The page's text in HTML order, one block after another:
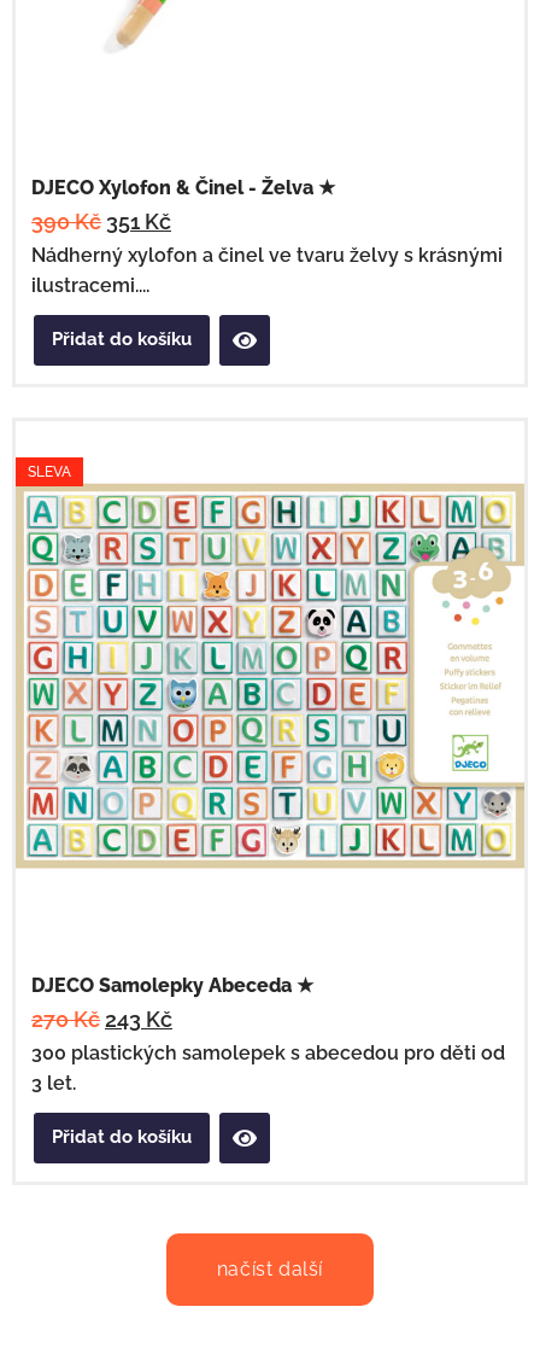
DJECO Xylofon & Činel - Želva ★
390Kč 351 Kč
Nádherný xylofon a činel ve tvaru želvy s krásnými
ilustracemi....
Přidat do košíku
SLEVA
DJECO Samolepky Abeceda ★
270Kč 243 Kč
300 plastických samolepek s abecedou pro děti od
3 let.
Přidat do košíku
načíst další